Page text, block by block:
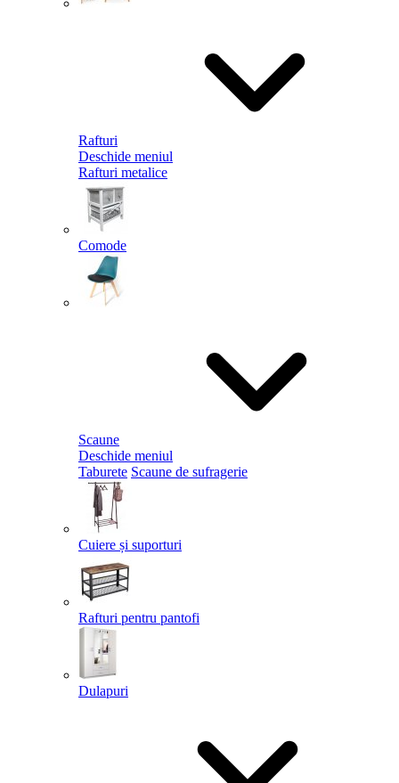
Rafturi
Deschide meniul
Rafturi metalice
Comode
Scaune
Deschide meniul
Taburete Scaune de sufragerie
Cuiere și suporturi
Rafturi pentru pantofi
Dulapuri